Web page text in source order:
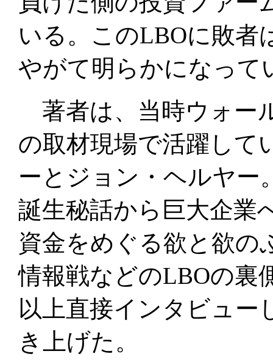
いる。このLBOに敗者
やがて明らかになって
著者は、当時ウォー
の取材現場で活躍して
ーとジョン・ヘルヤー
誕生秘話から巨大企業
資金をめぐる欲と欲の
情報戦などのLBOの裏
以上直接インタビュー
き上げた。